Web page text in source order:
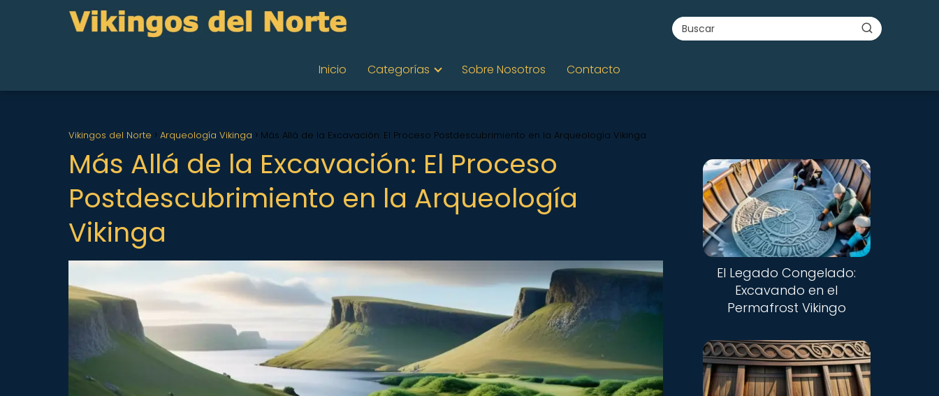
Inicio Categorías Sobre Nosotros Contacto
Vikingos del Norte Arqueología Vikinga Más Allá de la Excavación: El Proceso Postdescubrimiento en la Arqueología Vikinga
Más Allá de la Excavación: El Proceso
Postdescubrimiento en la Arqueología
Vikinga
Nuevo
El Legado Congelado:
Excavando en el
Permafrost Vikingo